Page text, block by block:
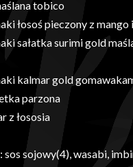
tobico
łosoś pieczony z mango
sałatka surimi gold
kalmar gold
parzona
z łososia
sos sojowy(4), wasabi,